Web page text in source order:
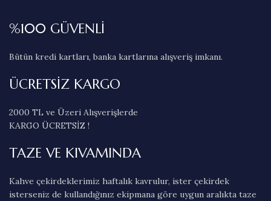
%100 GÜVENLİ
Bütün kredi kartları, banka kartlarına alışveriş imkanı.
ÜCRETSİZ KARGO
2000 TL ve Üzeri Alışverişlerde
KARGO ÜCRETSİZ !
TAZE VE KIVAMINDA
Kahve çekirdeklerimiz haftalık kavrulur, ister çekirdek
isterseniz de kullandığınız ekipmana göre uygun aralıkta taze